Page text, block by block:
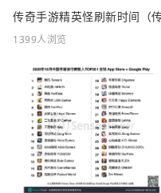
1399人浏览